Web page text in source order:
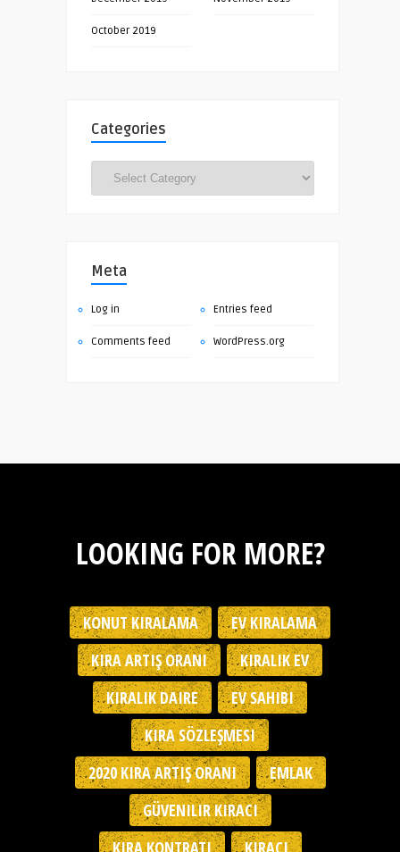
October 2019
Categories
Meta
Log in Entries feed
Comments feed WordPress.org
LOOKING FOR MORE?
KONUT KIRALAMA
EV KIRALAMA
KIRA ARTIŞ ORANI
KIRALIK EV
KIRALIK DAIRE
EV SAHIBI
KIRA SÖZLEŞMESI
2020 KIRA ARTIŞ ORANI
EMLAK
GÜVENILIR KIRACI
KIRA KONTRATI
KIRACI